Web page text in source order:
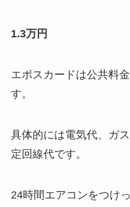
1.3万円
エポスカードは公共料
す。
具体的には電気代、ガ
定回線代です。
24時間エアコンをつけ